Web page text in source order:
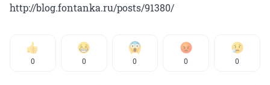
http://blog.fontanka.ru/posts/91380/
0 0 0 0 0